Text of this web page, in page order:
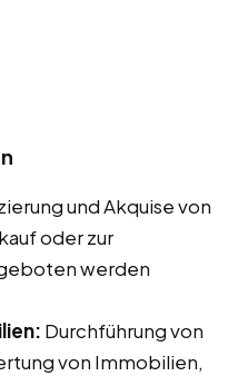
und Akquise von
oder zur
werden
Durchführung von
von Immobilien,